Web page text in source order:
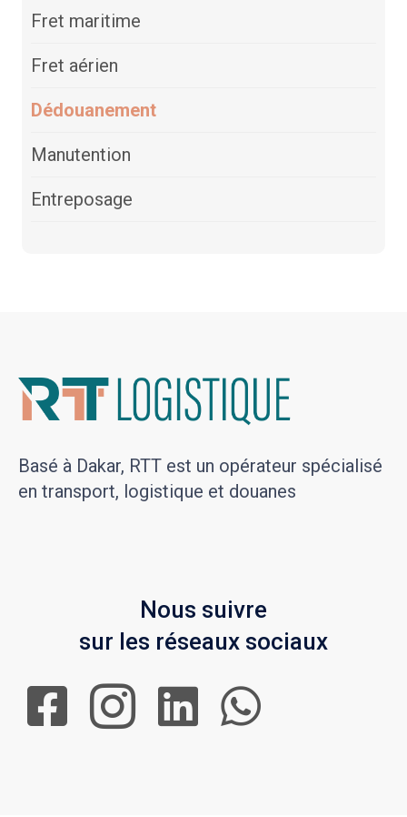
Fret maritime
Fret aérien
Dédouanement
Manutention
Entreposage
Basé à Dakar, RTT est un opérateur spécialisé
en transport, logistique et douanes
Nous suivre
sur les réseaux sociaux